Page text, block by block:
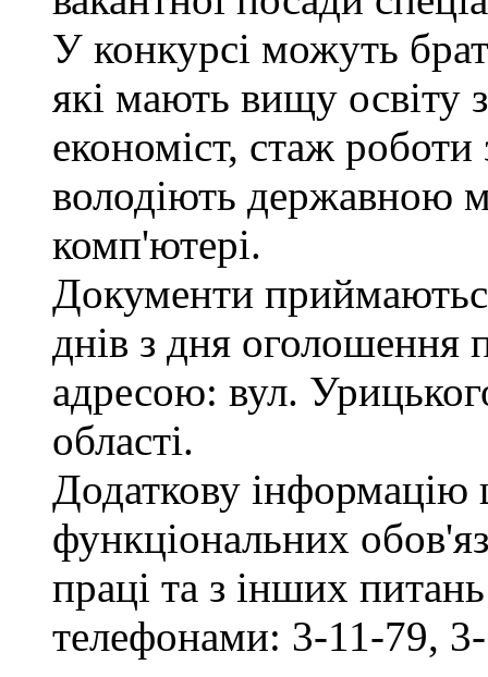
У конкурсі можуть
які мають вищу освіту
економіст, стаж
володіють державною
комп'ютері.
Документи
днів з дня оголошення
адресою: вул.
області.
Додаткову
функціональних
праці та з інших
телефонами: 3-11-79,